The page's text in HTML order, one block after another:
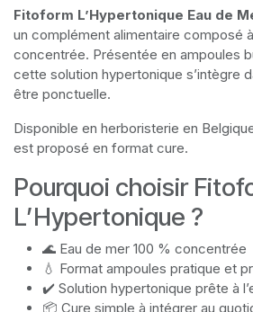
Fitoform L’Hypertonique Eau de
un complément alimentaire composé
concentrée. Présentée en ampoules
cette solution hypertonique s’intègre
être ponctuelle.
Disponible en herboristerie en
est proposé en format cure.
Pourquoi choisir
L’Hypertonique ?
🌊 Eau de mer 100 % concentrée
💧 Format ampoules pratique et
✔️ Solution hypertonique prête à
📦 Cure simple à intégrer au